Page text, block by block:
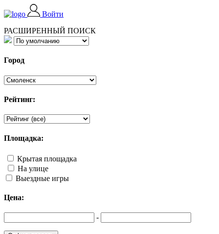
Войти
РАСШИРЕННЫЙ ПОИСК
Город
Рейтинг:
Площадка:
Крытая площадка
На улице
Выездные игры
Цена:
-